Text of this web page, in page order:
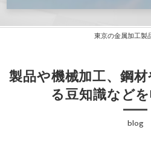
東京の金属加工製
製品や機械加工、鋼
る豆知識など
blog